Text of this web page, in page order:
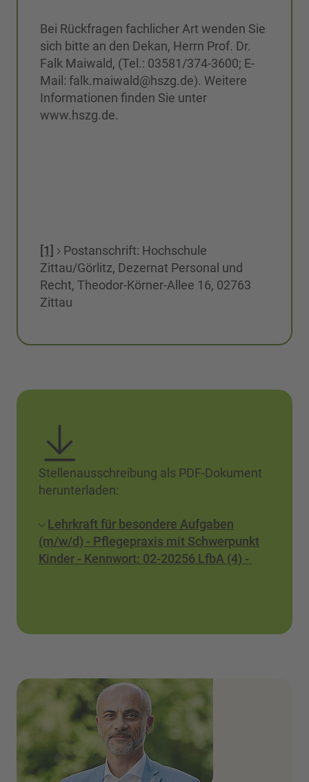
Bei Rückfragen fachlicher Art wenden Sie
sich bitte an den Dekan, Herrn Prof. Dr.
Falk Maiwald, (Tel.: 03581/374-3600; E-
Mail: falk.maiwald@hszg.de). Weitere
Informationen finden Sie unter
www.hszg.de.
[1]
Postanschrift: Hochschule
Zittau/Görlitz, Dezernat Personal und
Recht, Theodor-Körner-Allee 16, 02763
Zittau
Stellenausschreibung als PDF-Dokument
herunterladen:
Lehrkraft für besondere Aufgaben
(m/w/d) - Pflegepraxis mit Schwerpunkt
Kinder - Kennwort: 02-20256 LfbA (4) -